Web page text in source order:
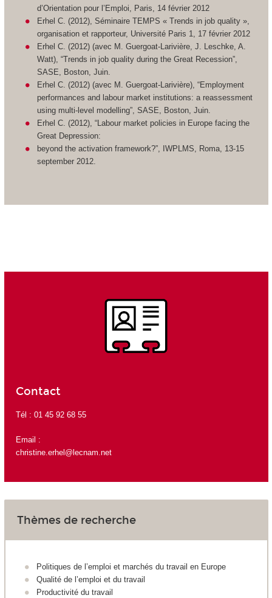
d’Orientation pour l’Emploi, Paris, 14 février 2012
Erhel C. (2012), Séminaire TEMPS « Trends in job quality »,
organisation et rapporteur, Université Paris 1, 17 février 2012
Erhel C. (2012) (avec M. Guergoat-Larivière, J. Leschke, A.
Watt), “Trends in job quality during the Great Recession”,
SASE, Boston, Juin.
Erhel C. (2012) (avec M. Guergoat-Larivière), “Employment
performances and labour market institutions: a reassessment
using multi-level modelling”, SASE, Boston, Juin.
Erhel C. (2012), “Labour market policies in Europe facing the
Great Depression:
beyond the activation framework?”, IWPLMS, Roma, 13-15
september 2012.
Contact
Tél : 01 45 92 68 55
Email :
christine.erhel@lecnam.net
Thèmes de recherche
Politiques de l’emploi et marchés du travail en Europe
Qualité de l’emploi et du travail
Productivité du travail